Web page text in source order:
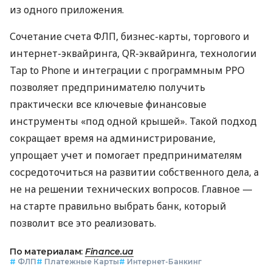
из одного приложения.
Сочетание счета ФЛП, бизнес-карты, торгового и
интернет-эквайринга, QR-эквайринга, технологии
Tap to Phone и интеграции с программным РРО
позволяет предпринимателю получить
практически все ключевые финансовые
инструменты «под одной крышей». Такой подход
сокращает время на администрирование,
упрощает учет и помогает предпринимателям
сосредоточиться на развитии собственного дела, а
не на решении технических вопросов. Главное —
на старте правильно выбрать банк, который
позволит все это реализовать.
По материалам: Finance.ua
# ФЛП# Платежные Карты# Интернет-Банкинг